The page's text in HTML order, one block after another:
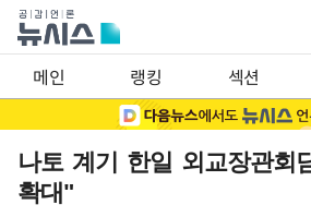
메인 랭킹 섹션
나토 계기 한일 외교장관회
확대"